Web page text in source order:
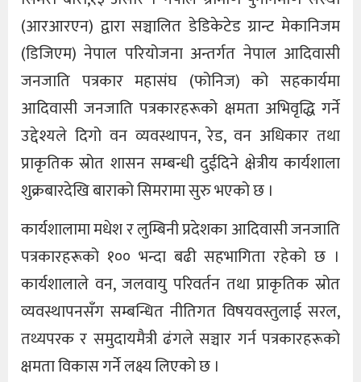
(आरआरएन) द्वारा सञ्चालित डेडिकेटेड ग्रान्ट मेकानिजम
(डिजिएम) नेपाल परियोजना अन्तर्गत नेपाल आदिवासी
जनजाति पत्रकार महासंघ (फोनिज) को सहकार्यमा
आदिवासी जनजाति पत्रकारहरूको क्षमता अभिवृद्धि गर्ने
उद्देश्यले दिगो वन व्यवस्थापन, रेड, वन अधिकार तथा
प्राकृतिक स्रोत शासन सम्बन्धी दुईदिने क्षेत्रीय कार्यशाला
शुक्रबारदेखि बाराको सिमरामा सुरु भएको छ ।
कार्यशालामा मधेश र लुम्बिनी प्रदेशका आदिवासी जनजाति
पत्रकारहरूको १०० भन्दा बढी सहभागिता रहेको छ ।
कार्यशालाले वन, जलवायु परिवर्तन तथा प्राकृतिक स्रोत
व्यवस्थापनसँग सम्बन्धित नीतिगत विषयवस्तुलाई सरल,
तथ्यपरक र समुदायमैत्री ढंगले सञ्चार गर्न पत्रकारहरूको
क्षमता विकास गर्ने लक्ष्य लिएको छ ।